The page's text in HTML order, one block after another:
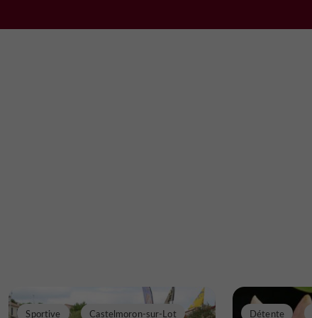
Sportive Castelmoron-sur-Lot Détente